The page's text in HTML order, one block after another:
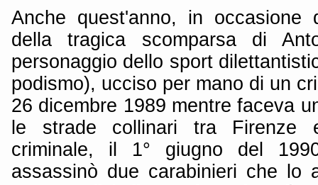
Anche quest'anno, in occasione
della tragica scomparsa di
personaggio dello sport
podismo), ucciso per mano di un
26 dicembre 1989 mentre faceva
le strade collinari tra Firenze
criminale, il 1° giugno del
assassinò due carabinieri che lo